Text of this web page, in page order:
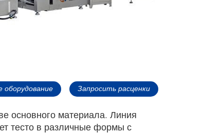
Запросить расценки
оборудование
основного материала. Линия
тесто в различные формы с